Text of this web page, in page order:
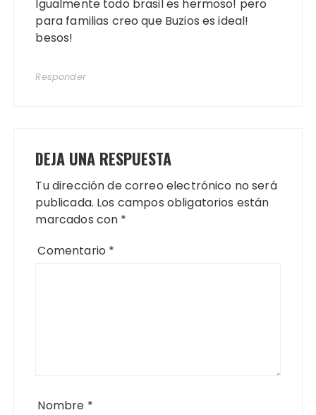
Igualmente todo brasil es hermoso! pero
para familias creo que Buzios es ideal!
besos!
Responder
DEJA UNA RESPUESTA
Tu dirección de correo electrónico no será
publicada. Los campos obligatorios están
marcados con *
Comentario *
Nombre *